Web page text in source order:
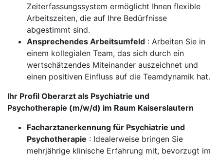
Zeiterfassungssystem ermöglicht Ihnen flexible
Arbeitszeiten, die auf Ihre Bedürfnisse
abgestimmt sind.
Ansprechendes Arbeitsumfeld : Arbeiten Sie in
einem kollegialen Team, das sich durch ein
wertschätzendes Miteinander auszeichnet und
einen positiven Einfluss auf die Teamdynamik hat.
Ihr Profil Oberarzt als Psychiatrie und
Psychotherapie (m/w/d) im Raum Kaiserslautern
Facharztanerkennung für Psychiatrie und
Psychotherapie : Idealerweise bringen Sie
mehrjährige klinische Erfahrung mit, bevorzugt im